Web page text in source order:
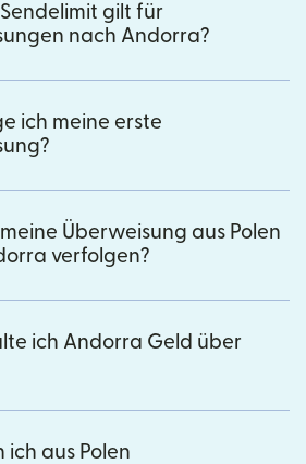
gilt für
nach Andorra?
ich meine erste
Überweisung aus Polen
verfolgen?
ich Andorra Geld über
ich aus Polen